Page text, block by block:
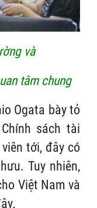
và
tâm chung
Ogata bày tỏ
sách tài
tới, đây có
Tuy nhiên,
Việt Nam và